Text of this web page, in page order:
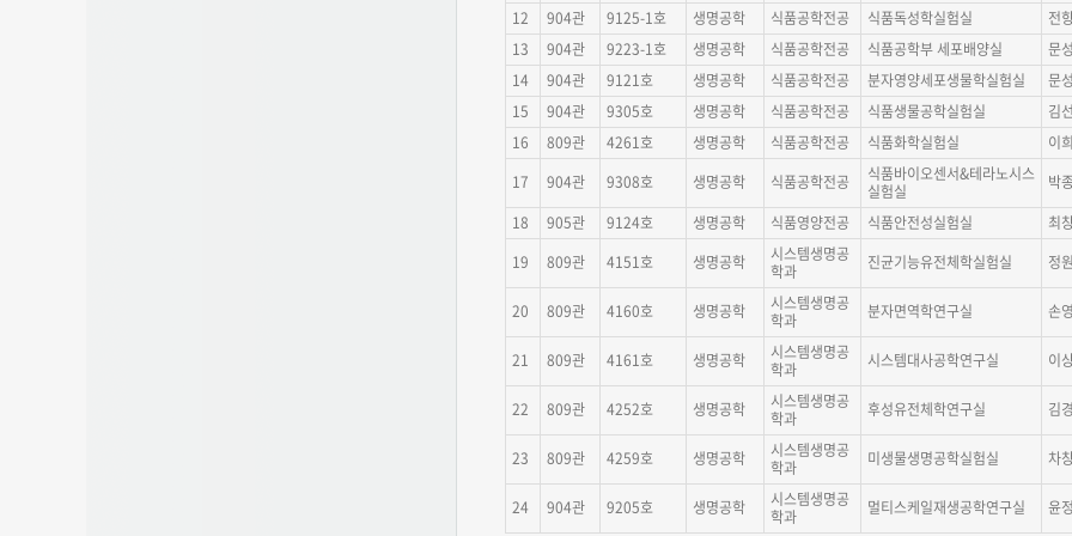
12 904관 9125-1호 생명공학 식품공학전공 식품독성학실험실
전
13
904관 9223-1호 생명공학 식품공학전공 식품공학부 세포배양실
문
14
904관 9121호 생명공학 식품공학전공 분자영양세포생물학실험실
문
15
904관 9305호 생명공학 식품공학전공 식품생물공학실험실
김
16
809관 4261호 생명공학 식품공학전공 식품화학실험실
이
17
904관 9308호 생명공학 식품공학전공
식품바이오센서&테라노시스
실험실
박
18
905관 9124호 생명공학 식품영양전공 식품안전성실험실
최
19
809관 4151호 생명공학
시스템생명공
학과
진균기능유전체학실험실 정
20 809관 4160호 생명공학
시스템생명공
학과
분자면역학연구실 손
21 809관 4161호 생명공학
시스템생명공
학과
시스템대사공학연구실 이
22 809관 4252호 생명공학
시스템생명공
학과
후성유전체학연구실 김
23 809관 4259호 생명공학
시스템생명공
학과
미생물생명공학실험실 차
24 904관 9205호 생명공학
시스템생명공
학과
멀티스케일재생공학연구실 윤